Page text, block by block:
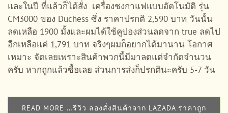
และในปี ที่แล้วก็ได้สั่ง เครื่องชงกาแฟแบบอัตโนมัติ รุ่น
CM3000 ของ Duchess ซึ่ง ราคาปรกติ 2,590 บาท วันนั้น
ลดเหลือ 1900 มั้งและผมได้ใช้คูปองส่วนลดจาก true ลดไป
อีกเหลือแค่ 1,791 บาท จริงๆผมก็อยากได้มานาน โอกาศ
เหมาะ จัดเลยเพราะสินค้าพวกนี้มีมาลดแต่จำกัดจำนวน
ครับ หากถูกแล้วซื้อเลย ส่วนการส่งก็ปรกตินะครับ 5-7 วัน
READ MORE …รีวิว ลองสั่งสินค้าจาก LAZADA ราคาถูก